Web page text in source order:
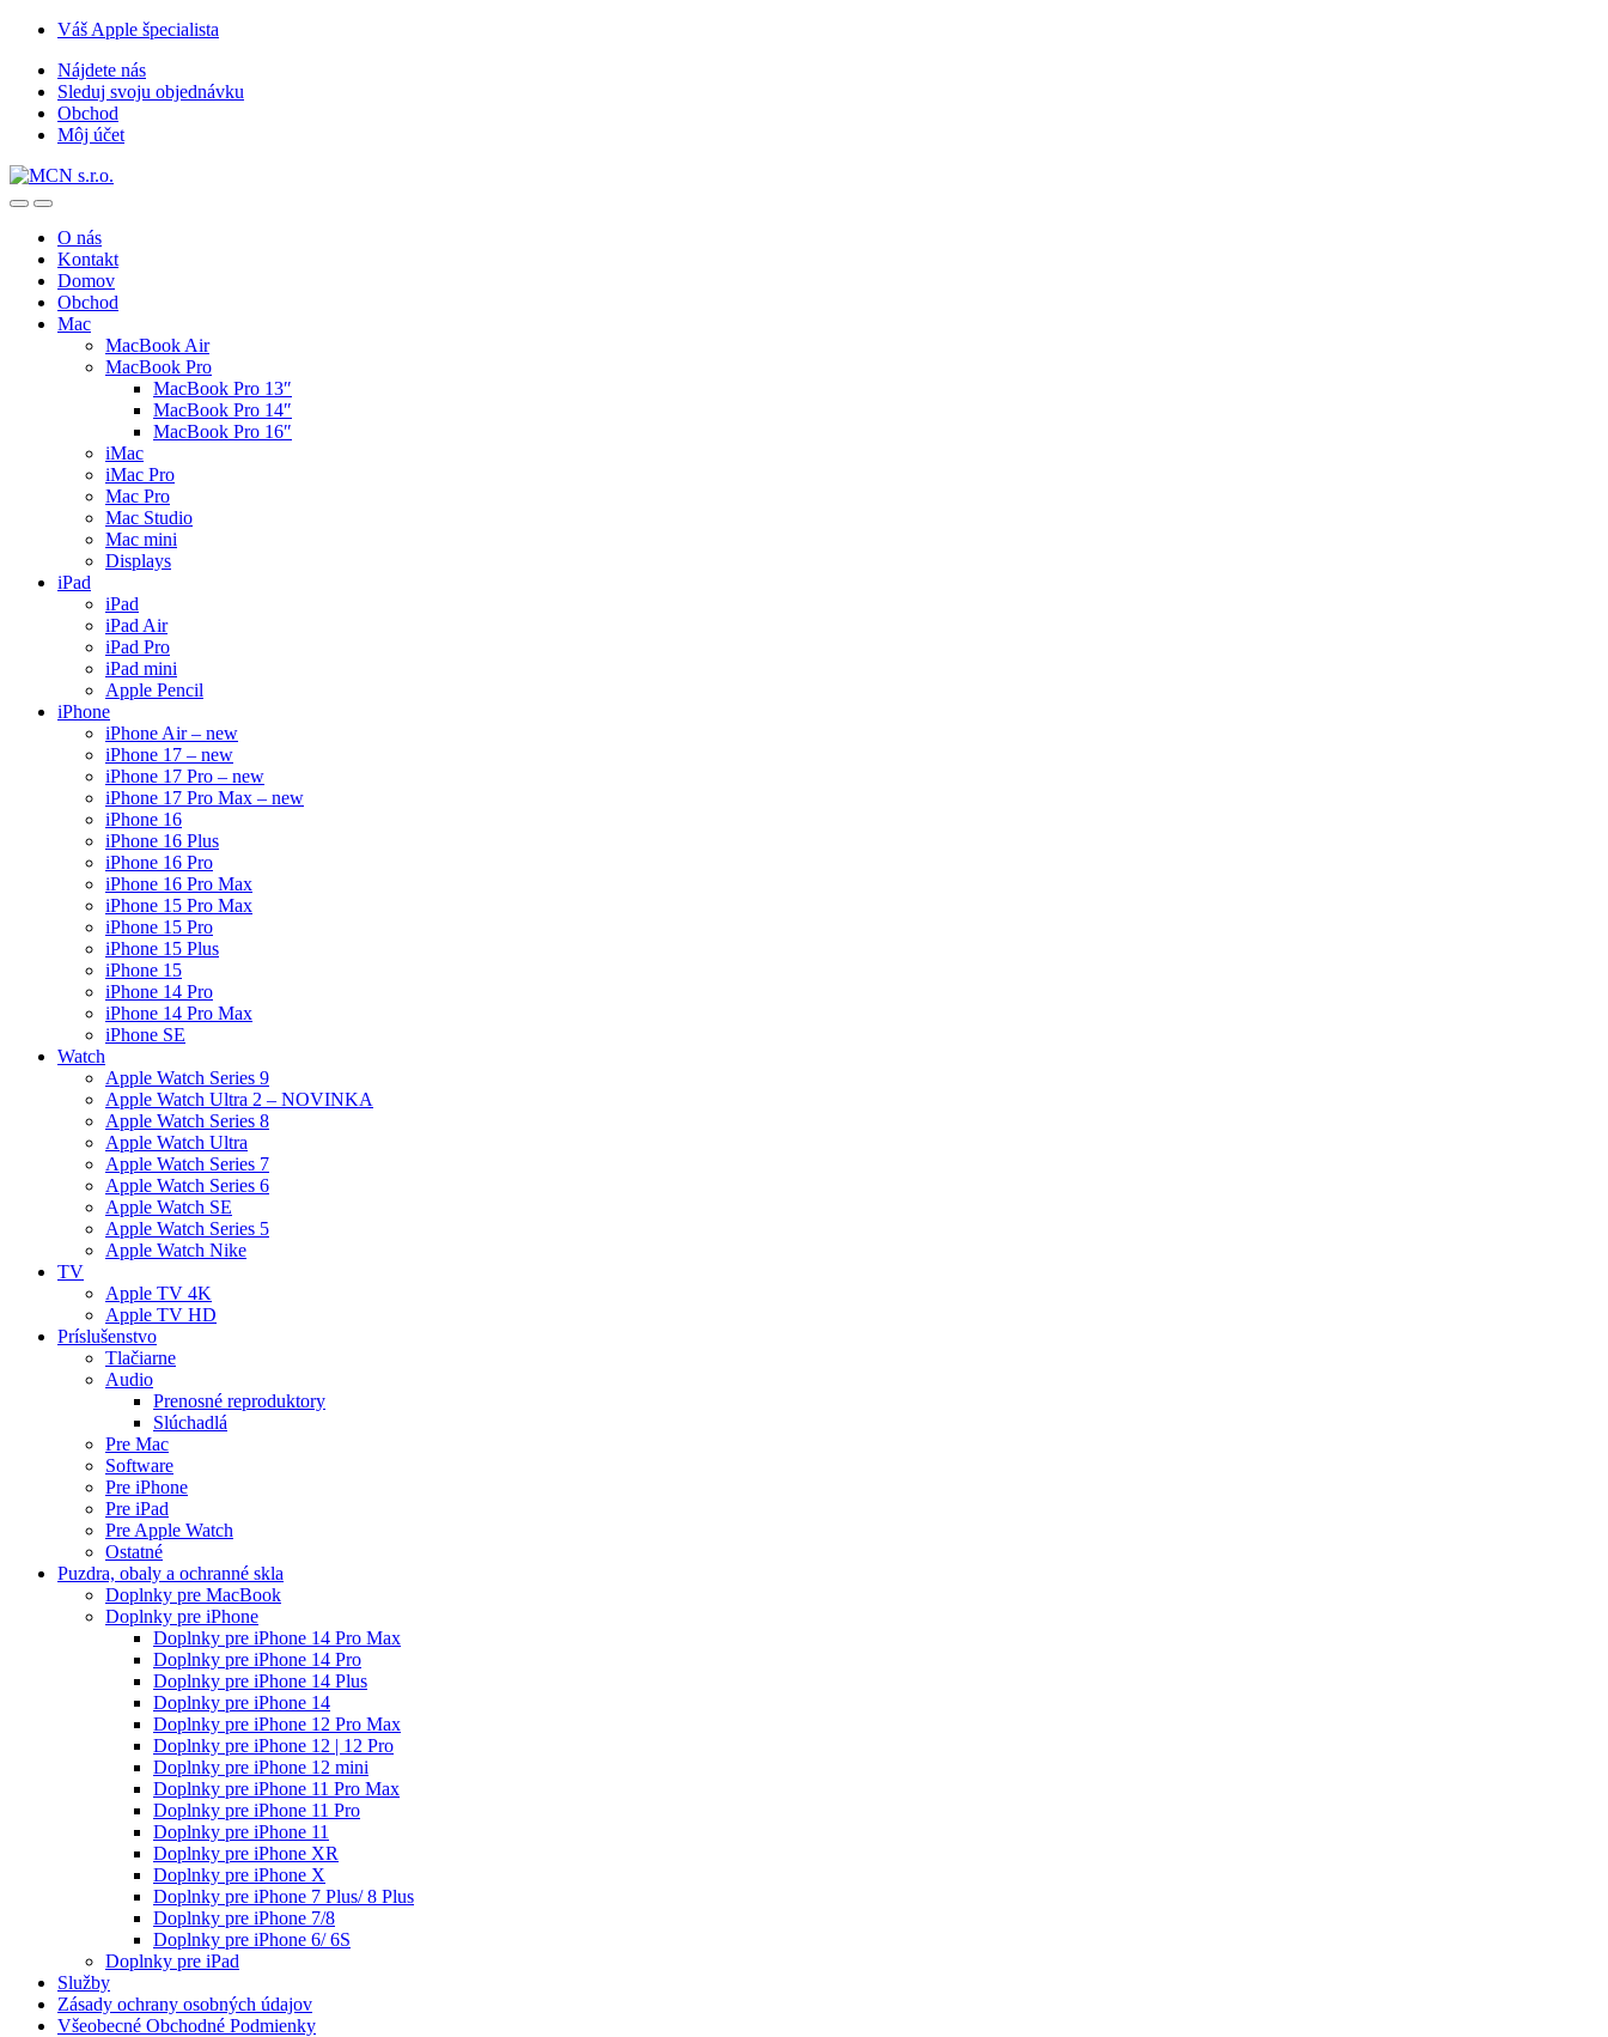
Skip
navigation
Skip
content
Váš Apple špecialista
Nájdete nás
Sleduj svoju objednávku
Obchod
Môj účet
O nás
Kontakt
Domov
Obchod
Mac
MacBook Air
MacBook Pro
MacBook Pro 13″
MacBook Pro 14″
MacBook Pro 16″
iMac
iMac Pro
Mac Pro
Mac Studio
Mac mini
Displays
iPad
iPad
iPad Air
iPad Pro
iPad mini
Apple Pencil
iPhone
iPhone Air – new
iPhone 17 – new
iPhone 17 Pro – new
iPhone 17 Pro Max – new
iPhone 16
iPhone 16 Plus
iPhone 16 Pro
iPhone 16 Pro Max
iPhone 15 Pro Max
iPhone 15 Pro
iPhone 15 Plus
iPhone 15
iPhone 14 Pro
iPhone 14 Pro Max
iPhone SE
Watch
Apple Watch Series 9
Apple Watch Ultra 2 – NOVINKA
Apple Watch Series 8
Apple Watch Ultra
Apple Watch Series 7
Apple Watch Series 6
Apple Watch SE
Apple Watch Series 5
Apple Watch Nike
TV
Apple TV 4K
Apple TV HD
Príslušenstvo
Tlačiarne
Audio
Prenosné reproduktory
Slúchadlá
Pre Mac
Software
Pre iPhone
Pre iPad
Pre Apple Watch
Ostatné
Puzdra, obaly a ochranné skla
Doplnky pre MacBook
Doplnky pre iPhone
Doplnky pre iPhone 14 Pro Max
Doplnky pre iPhone 14 Pro
Doplnky pre iPhone 14 Plus
Doplnky pre iPhone 14
Doplnky pre iPhone 12 Pro Max
Doplnky pre iPhone 12 | 12 Pro
Doplnky pre iPhone 12 mini
Doplnky pre iPhone 11 Pro Max
Doplnky pre iPhone 11 Pro
Doplnky pre iPhone 11
Doplnky pre iPhone XR
Doplnky pre iPhone X
Doplnky pre iPhone 7 Plus/ 8 Plus
Doplnky pre iPhone 7/8
Doplnky pre iPhone 6/ 6S
Doplnky pre iPad
Služby
Zásady ochrany osobných údajov
Všeobecné Obchodné Podmienky